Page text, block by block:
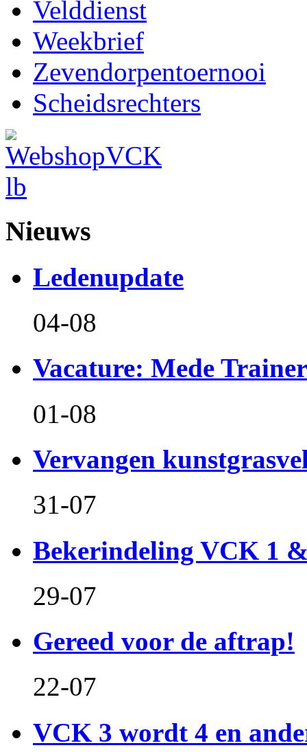
Velddienst
Weekbrief
Zevendorpentoernooi
Scheidsrechters
Nieuws
Ledenupdate
04-08
Vacature: Mede
01-08
Vervangen
31-07
Bekerindeling VCK 1
29-07
Gereed voor de aftrap!
22-07
VCK 3 wordt 4 en